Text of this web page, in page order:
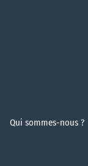
Qui sommes-nous ?